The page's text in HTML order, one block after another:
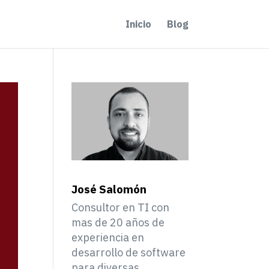
Inicio Blog
José Salomón
Consultor en TI con
mas de 20 años de
experiencia en
desarrollo de software